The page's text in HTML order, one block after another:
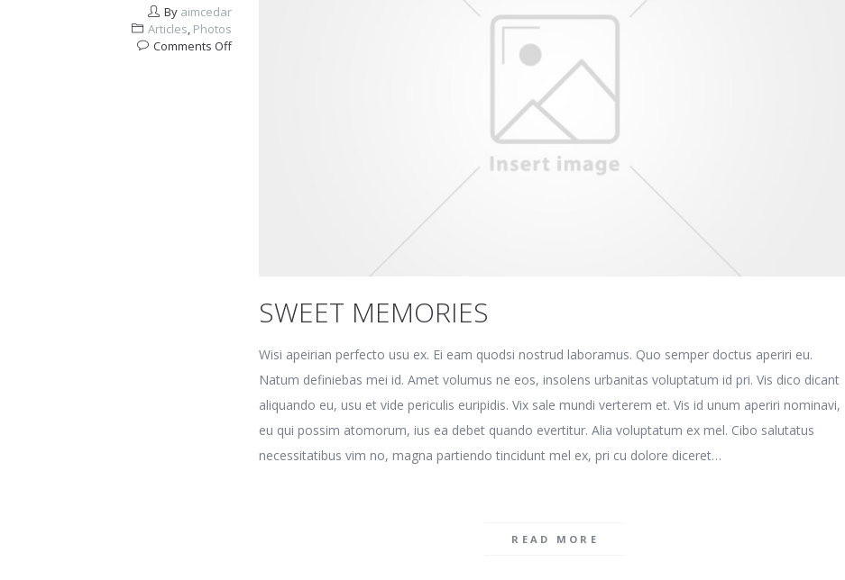
SWEET MEMORIES
Wisi apeirian perfecto usu ex. Ei eam quodsi nostrud laboramus. Quo semper doctus aperiri eu.
Natum definiebas mei id. Amet volumus ne eos, insolens urbanitas voluptatum id pri. Vis dico dicant
aliquando eu, usu et vide periculis euripidis. Vix sale mundi verterem et. Vis id unum aperiri nominavi,
eu qui possim atomorum, ius ea debet quando evertitur. Alia voluptatum ex mel. Cibo salutatus
necessitatibus vim no, magna partiendo tincidunt mel ex, pri cu dolore diceret…
READ MORE
By aimcedar
Articles, Photos
Comments Offon